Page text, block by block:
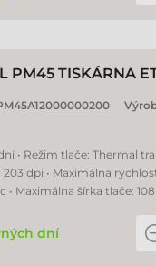
PM45 TISKÁRNA
• Režim tlače: Thermal
203 dpi • Maximálna
• Maximálna šírka tlače:
dní